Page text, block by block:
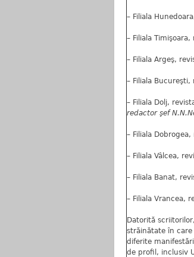
– Filiala
– Filiala Timişoara,
– Filiala Argeş,
– Filiala Bucureşti,
– Filiala Dolj,
redactor şef
– Filiala Dobrogea,
– Filiala Vâlcea,
– Filiala Banat,
– Filiala Vrancea,
Datorită
străinătate în care
diferite
de profil, inclusiv